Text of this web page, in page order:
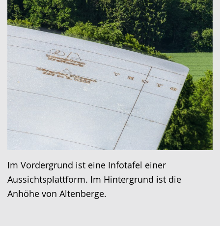
Im Vordergrund ist eine Infotafel einer
Aussichtsplattform. Im Hintergrund ist die
Anhöhe von Altenberge.